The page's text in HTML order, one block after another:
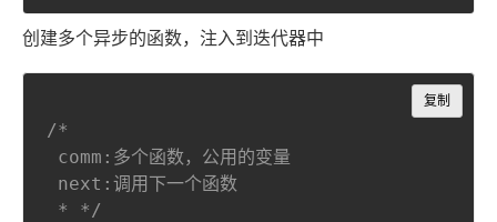
创建多个异步的函数，注入到迭代器中
/*
comm:多个函数，公用的变量
next:调用下一个函数
* */
复制
Copy